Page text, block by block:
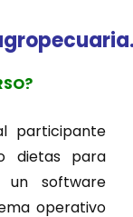
participante
dietas para
un software
operativo